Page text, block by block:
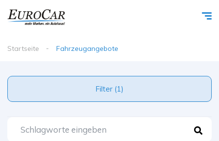
Startseite Fahrzeugangebote
Filter (1)